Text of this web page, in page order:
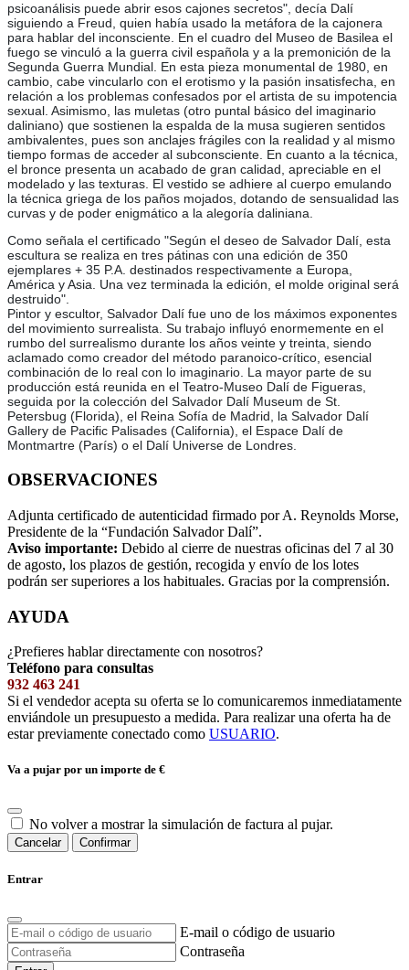
psicoanálisis puede abrir esos cajones secretos", decía Dalí
siguiendo a Freud, quien había usado la metáfora de la cajonera
para hablar del inconsciente. En el cuadro del Museo de Basilea el
fuego se vinculó a la guerra civil española y a la premonición de la
Segunda Guerra Mundial. En esta pieza monumental de 1980, en
cambio, cabe vincularlo con el erotismo y la pasión insatisfecha, en
relación a los problemas confesados por el artista de su impotencia
sexual. Asimismo, las muletas (otro puntal básico del imaginario
daliniano) que sostienen la espalda de la musa sugieren sentidos
ambivalentes, pues son anclajes frágiles con la realidad y al mismo
tiempo formas de acceder al subconsciente. En cuanto a la técnica,
el bronce presenta un acabado de gran calidad, apreciable en el
modelado y las texturas. El vestido se adhiere al cuerpo emulando
la técnica griega de los paños mojados, dotando de sensualidad las
curvas y de poder enigmático a la alegoría daliniana.
Como señala el certificado "Según el deseo de Salvador Dalí, esta
escultura se realiza en tres pátinas con una edición de 350
ejemplares + 35 P.A. destinados respectivamente a Europa,
América y Asia. Una vez terminada la edición, el molde original será
destruido".
Pintor y escultor, Salvador Dalí fue uno de los máximos exponentes
del movimiento surrealista. Su trabajo influyó enormemente en el
rumbo del surrealismo durante los años veinte y treinta, siendo
aclamado como creador del método paranoico-crítico, esencial
combinación de lo real con lo imaginario. La mayor parte de su
producción está reunida en el Teatro-Museo Dalí de Figueras,
seguida por la colección del Salvador Dalí Museum de St.
Petersbug (Florida), el Reina Sofía de Madrid, la Salvador Dalí
Gallery de Pacific Palisades (California), el Espace Dalí de
Montmartre (París) o el Dalí Universe de Londres.
OBSERVACIONES
Adjunta certificado de autenticidad firmado por A. Reynolds Morse,
Presidente de la “Fundación Salvador Dalí”.
Aviso importante: Debido al cierre de nuestras oficinas del 7 al 30
de agosto, los plazos de gestión, recogida y envío de los lotes
podrán ser superiores a los habituales. Gracias por la comprensión.
AYUDA
¿Prefieres hablar directamente con nosotros?
Teléfono para consultas
932 463 241
Si el vendedor acepta su oferta se lo comunicaremos inmediatamente
enviándole un presupuesto a medida. Para realizar una oferta ha de
estar previamente conectado como USUARIO.
Va a pujar por un importe de €
No volver a mostrar la simulación de factura al pujar.
Cancelar Confirmar
Entrar
E-mail o código de usuario
Contraseña